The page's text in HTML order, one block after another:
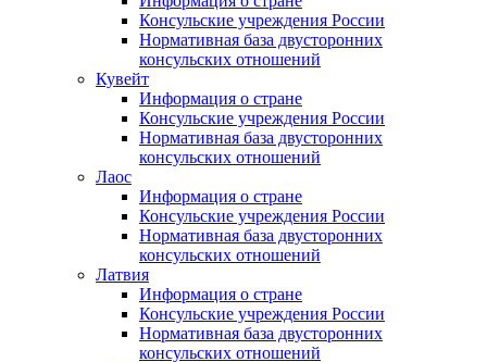
Консульские учреждения России
Нормативная база двусторонних
консульских отношений
Кувейт
Информация о стране
Консульские учреждения России
Нормативная база двусторонних
консульских отношений
Лаос
Информация о стране
Консульские учреждения России
Нормативная база двусторонних
консульских отношений
Латвия
Информация о стране
Консульские учреждения России
Нормативная база двусторонних
консульских отношений